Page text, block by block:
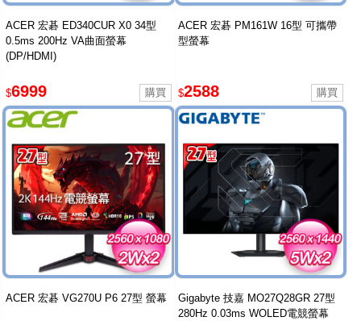
ACER 宏碁 ED340CUR X0 34型
0.5ms 200Hz VA曲面螢幕
(DP/HDMI)
$6999
ACER 宏碁 PM161W 16型 可攜帶
型螢幕
$2588
ACER 宏碁 VG270U P6 27型 螢幕
Gigabyte 技嘉 MO27Q28GR 27型
280Hz 0.03ms WOLED電競螢幕